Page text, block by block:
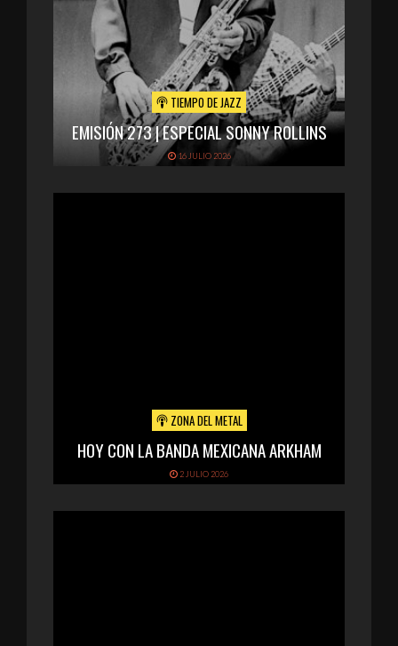
TIEMPO DE JAZZ
EMISIÓN 273 | ESPECIAL SONNY ROLLINS
16 JULIO 2026
ZONA DEL METAL
HOY CON LA BANDA MEXICANA ARKHAM
2 JULIO 2026